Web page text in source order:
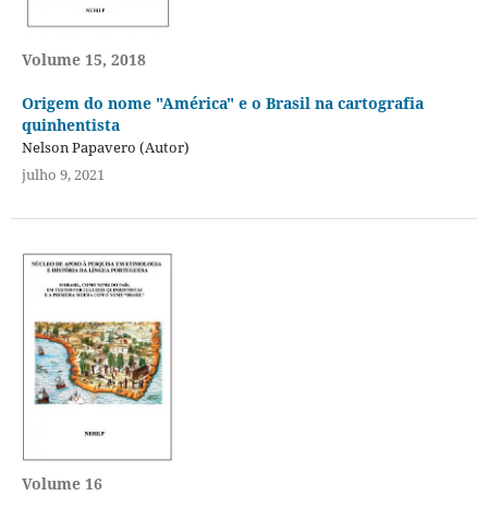
Volume 15, 2018
Origem do nome "América" e o Brasil na cartografia
quinhentista
Nelson Papavero (Autor)
julho 9, 2021
Volume 16